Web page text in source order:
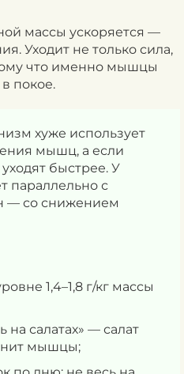
массы ускоряется —
Уходит не только сила,
что именно мышцы
покое.
хуже использует
мышц, а если
быстрее. У
параллельно с
— со снижением
1,4–1,8 г/кг массы
на салатах» — салат
мышцы;